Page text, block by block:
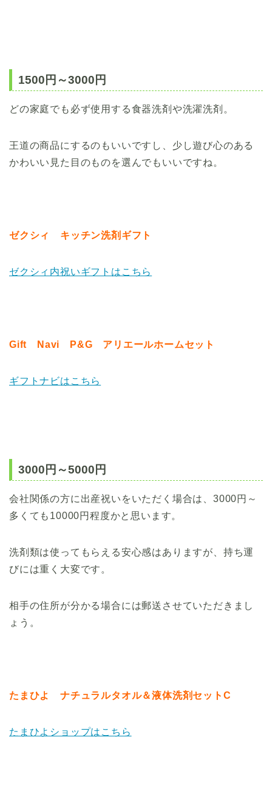
1500円～3000円
どの家庭でも必ず使用する食器洗剤や洗濯洗剤。
王道の商品にするのもいいですし、少し遊び心のある
かわいい見た目のものを選んでもいいですね。
ゼクシィ キッチン洗剤ギフト
ゼクシィ内祝いギフトはこちら
Gift Navi P&G アリエールホームセット
ギフトナビはこちら
3000円～5000円
会社関係の方に出産祝いをいただく場合は、3000円～
多くても10000円程度かと思います。
洗剤類は使ってもらえる安心感はありますが、持ち運
びには重く大変です。
相手の住所が分かる場合には郵送させていただきまし
ょう。
たまひよ ナチュラルタオル＆液体洗剤セットC
たまひよショップはこちら